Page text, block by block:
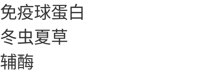
免疫球蛋白
冬虫夏草
辅酶